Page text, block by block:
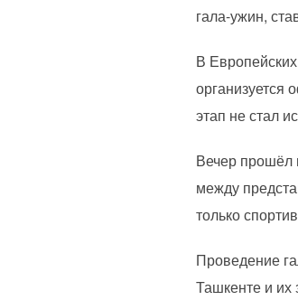
гала-ужин,
В
этап не стал
Вечер прошёл
между
только
Проведение
Ташкенте и их